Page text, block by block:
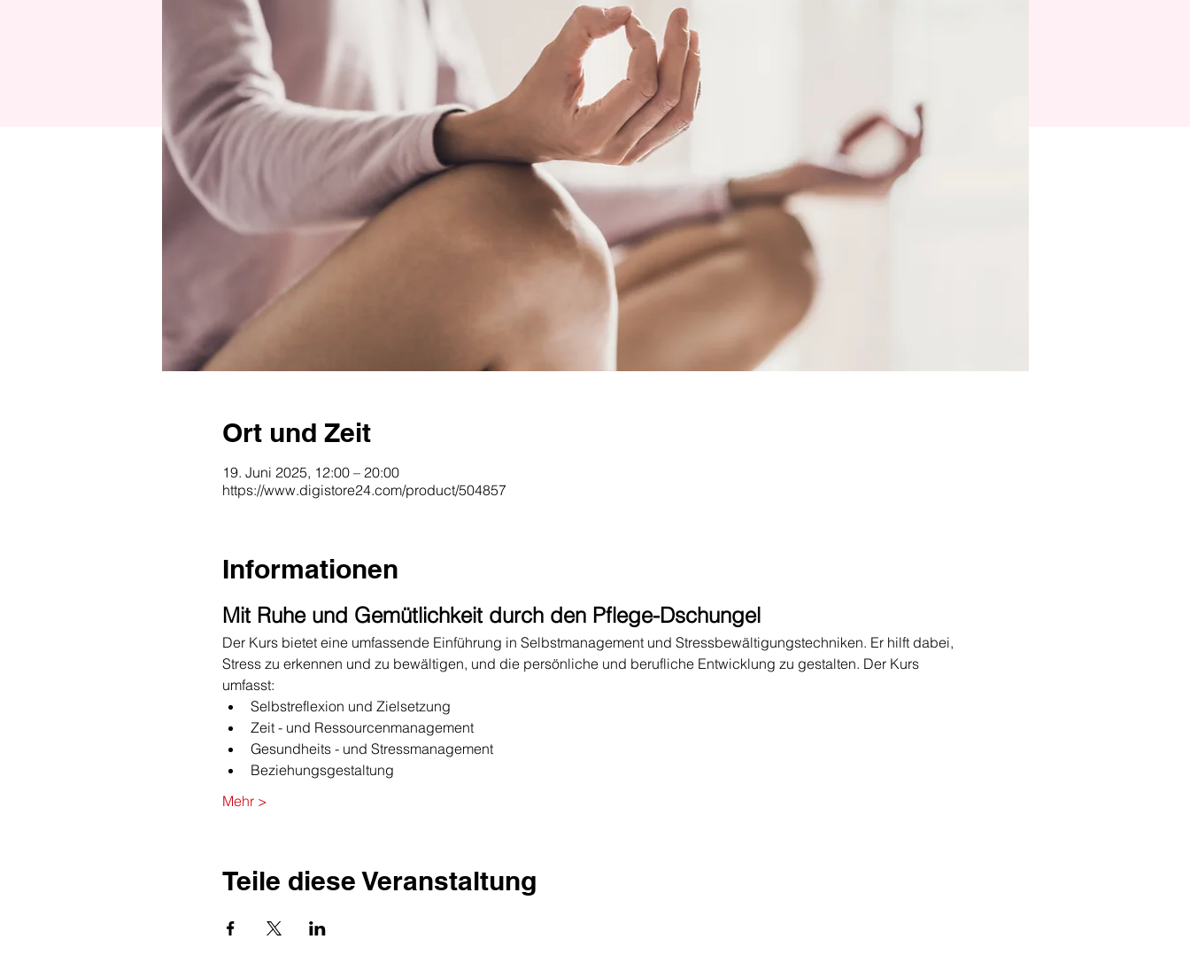
Ort und Zeit
19. Juni 2025, 12:00 – 20:00
https://www.digistore24.com/product/504857
Informationen
Mit Ruhe und Gemütlichkeit durch den Pflege-Dschungel
Der Kurs bietet eine umfassende Einführung in Selbstmanagement und Stressbewältigungstechniken. Er hilft dabei,
Stress zu erkennen und zu bewältigen, und die persönliche und berufliche Entwicklung zu gestalten. Der Kurs
umfasst:
Selbstreflexion und Zielsetzung
Zeit - und Ressourcenmanagement
Gesundheits - und Stressmanagement
Beziehungsgestaltung
Mehr >
Teile diese Veranstaltung